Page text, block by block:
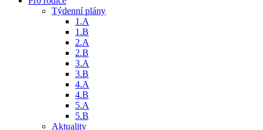
Týdenní plány
1.A
1.B
2.A
2.B
3.A
3.B
4.A
4.B
5.A
5.B
Aktuality